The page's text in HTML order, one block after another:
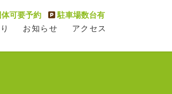
体可要予約
駐車場数台有
お知らせ アクセス